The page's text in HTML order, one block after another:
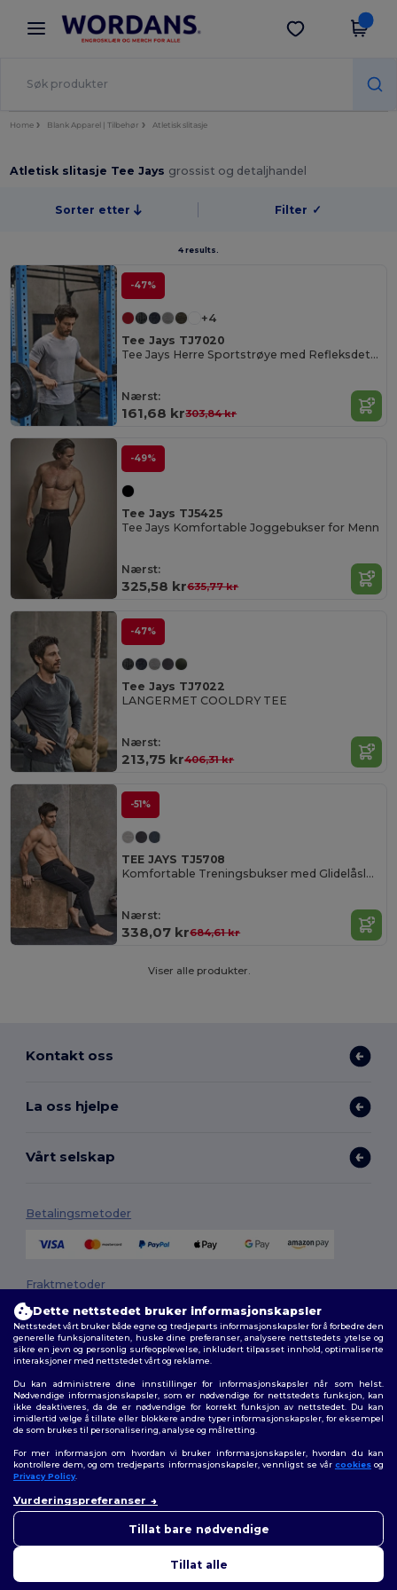
× Wordans-app
Bedre priser i appen!
Last ned app
Home Blank Apparel | Tilbehør Atletisk slitasje
Atletisk slitasje Tee Jays grossist og detaljhandel
Sorter etter Filter ✓
4 results.
-47%
+4
Tee Jays TJ7020
Tee Jays Herre Sportstrøye med Refleksdetaljer
Nærst:
161,68 kr303,84 kr
-49%
Tee Jays TJ5425
Tee Jays Komfortable Joggebukser for Menn
Nærst:
325,58 kr635,77 kr
-47%
Tee Jays TJ7022
LANGERMET COOLDRY TEE
Nærst:
213,75 kr406,31 kr
-51%
TEE JAYS TJ5708
Komfortable Treningsbukser med Glidelåslommer
Nærst:
338,07 kr684,61 kr
Viser alle produkter.
Kontakt oss
La oss hjelpe
Vårt selskap
Betalingsmetoder
Fraktmetoder
Generelle Vilkår|personvernerklæring
informasjonskapsler|Nettstedsoversikt
Følg oss
Dette nettstedet bruker informasjonskapsler
Nettstedet vårt bruker både egne og tredjeparts informasjonskapsler for å forbedre den
generelle funksjonaliteten, huske dine preferanser, analysere nettstedets ytelse og
sikre en jevn og personlig surfeopplevelse, inkludert tilpasset innhold, optimaliserte
interaksjoner med nettstedet vårt og reklame.
Du kan administrere dine innstillinger for informasjonskapsler når som helst.
Nødvendige informasjonskapsler, som er nødvendige for nettstedets funksjon, kan
ikke deaktiveres, da de er nødvendige for korrekt funksjon av nettstedet. Du kan
imidlertid velge å tillate eller blokkere andre typer informasjonskapsler, for eksempel
de som brukes til personalisering, analyse og målretting.
For mer informasjon om hvordan vi bruker informasjonskapsler, hvordan du kan
kontrollere dem, og om tredjeparts informasjonskapsler, vennligst se vår cookiesog
Privacy Policy.
Vurderingspreferanser
Tillat bare nødvendige
Tillat alle
bekymringer, kan du kontakte
vår er her for å hjelpe.